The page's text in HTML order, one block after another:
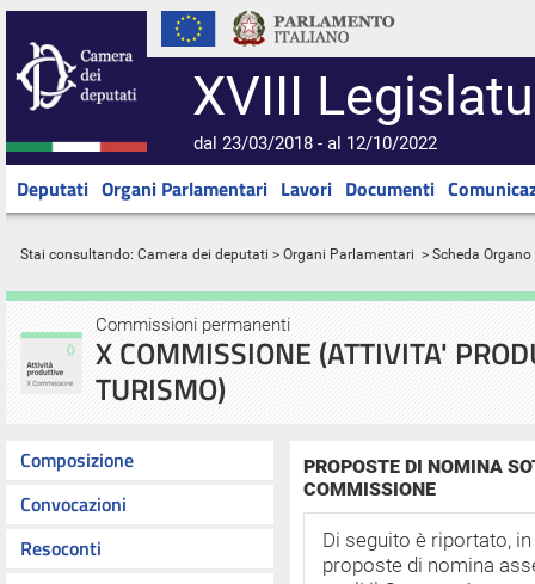
XVIII
dal 23/03/2018 - al 12/10/2022
Deputati Organi Parlamentari Lavori Documenti
Stai consultando: Camera dei deputati > Organi Parlamentari > Scheda Organo
Commissioni permanenti
X COMMISSIONE (ATTIVITA'
TURISMO)
Composizione
Convocazioni
Resoconti
PROPOSTE DI NOMINA
COMMISSIONE
Di seguito è riportato,
proposte di nomina